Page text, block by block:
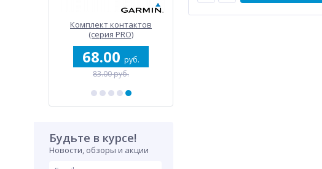
Комплект контактов
(серия PRO)
68.00руб.
83.00 руб.
Будьте в курсе!
Новости, обзоры и акции